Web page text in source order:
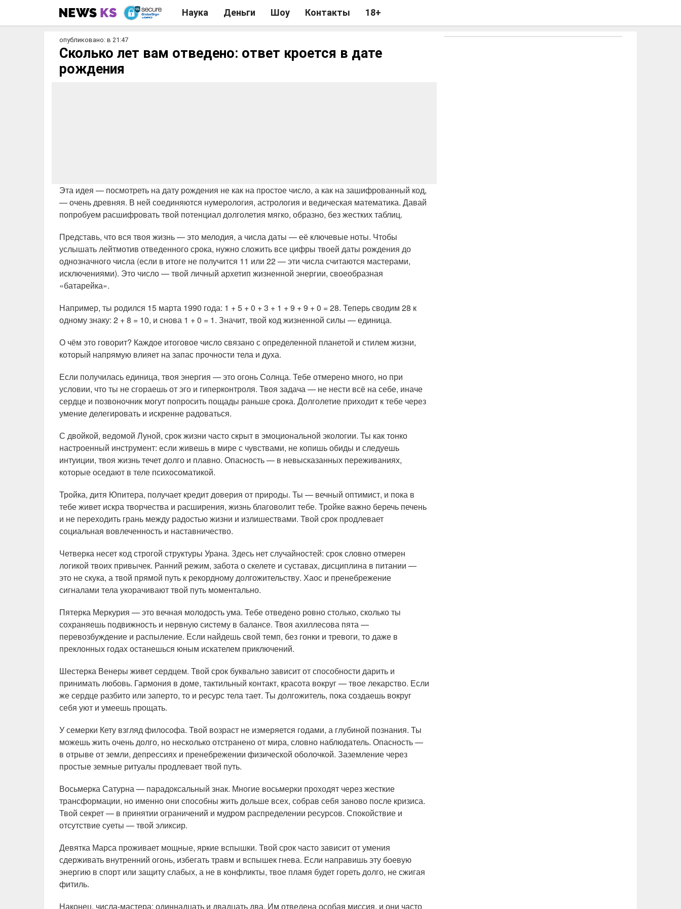
Наука Деньги Шоу Контакты 18+
опубликовано: в 21:47
Сколько лет вам отведено: ответ кроется в дате
рождения
Эта идея — посмотреть на дату рождения не как на простое число, а как на зашифрованный код,
— очень древняя. В ней соединяются нумерология, астрология и ведическая математика. Давай
попробуем расшифровать твой потенциал долголетия мягко, образно, без жестких таблиц.
Представь, что вся твоя жизнь — это мелодия, а числа даты — её ключевые ноты. Чтобы
услышать лейтмотив отведенного срока, нужно сложить все цифры твоей даты рождения до
однозначного числа (если в итоге не получится 11 или 22 — эти числа считаются мастерами,
исключениями). Это число — твой личный архетип жизненной энергии, своеобразная
«батарейка».
Например, ты родился 15 марта 1990 года: 1 + 5 + 0 + 3 + 1 + 9 + 9 + 0 = 28. Теперь сводим 28 к
одному знаку: 2 + 8 = 10, и снова 1 + 0 = 1. Значит, твой код жизненной силы — единица.
О чём это говорит? Каждое итоговое число связано с определенной планетой и стилем жизни,
который напрямую влияет на запас прочности тела и духа.
Если получилась единица, твоя энергия — это огонь Солнца. Тебе отмерено много, но при
условии, что ты не сгораешь от эго и гиперконтроля. Твоя задача — не нести всё на себе, иначе
сердце и позвоночник могут попросить пощады раньше срока. Долголетие приходит к тебе через
умение делегировать и искренне радоваться.
С двойкой, ведомой Луной, срок жизни часто скрыт в эмоциональной экологии. Ты как тонко
настроенный инструмент: если живешь в мире с чувствами, не копишь обиды и следуешь
интуиции, твоя жизнь течет долго и плавно. Опасность — в невысказанных переживаниях,
которые оседают в теле психосоматикой.
Тройка, дитя Юпитера, получает кредит доверия от природы. Ты — вечный оптимист, и пока в
тебе живет искра творчества и расширения, жизнь благоволит тебе. Тройке важно беречь печень
и не переходить грань между радостью жизни и излишествами. Твой срок продлевает
социальная вовлеченность и наставничество.
Четверка несет код строгой структуры Урана. Здесь нет случайностей: срок словно отмерен
логикой твоих привычек. Ранний режим, забота о скелете и суставах, дисциплина в питании —
это не скука, а твой прямой путь к рекордному долгожительству. Хаос и пренебрежение
сигналами тела укорачивают твой путь моментально.
Пятерка Меркурия — это вечная молодость ума. Тебе отведено ровно столько, сколько ты
сохраняешь подвижность и нервную систему в балансе. Твоя ахиллесова пята —
перевозбуждение и распыление. Если найдешь свой темп, без гонки и тревоги, то даже в
преклонных годах останешься юным искателем приключений.
Шестерка Венеры живет сердцем. Твой срок буквально зависит от способности дарить и
принимать любовь. Гармония в доме, тактильный контакт, красота вокруг — твое лекарство. Если
же сердце разбито или заперто, то и ресурс тела тает. Ты долгожитель, пока создаешь вокруг
себя уют и умеешь прощать.
У семерки Кету взгляд философа. Твой возраст не измеряется годами, а глубиной познания. Ты
можешь жить очень долго, но несколько отстранено от мира, словно наблюдатель. Опасность —
в отрыве от земли, депрессиях и пренебрежении физической оболочкой. Заземление через
простые земные ритуалы продлевает твой путь.
Восьмерка Сатурна — парадоксальный знак. Многие восьмерки проходят через жесткие
трансформации, но именно они способны жить дольше всех, собрав себя заново после кризиса.
Твой секрет — в принятии ограничений и мудром распределении ресурсов. Спокойствие и
отсутствие суеты — твой эликсир.
Девятка Марса проживает мощные, яркие вспышки. Твой срок часто зависит от умения
сдерживать внутренний огонь, избегать травм и вспышек гнева. Если направишь эту боевую
энергию в спорт или защиту слабых, а не в конфликты, твое пламя будет гореть долго, не сжигая
фитиль.
Наконец, числа-мастера: одиннадцать и двадцать два. Им отведена особая миссия, и они часто